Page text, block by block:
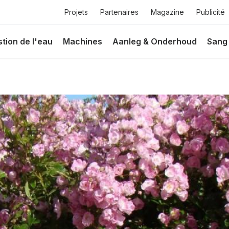
Top
Projets Partenaires Magazine Publicité
de l'eau Machines Aanleg & Onderhoud